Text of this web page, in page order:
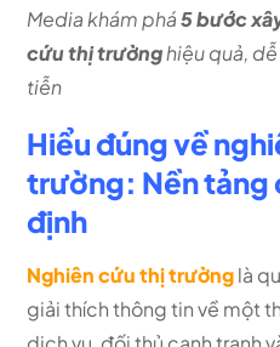
Media khám phá5 bước
cứu thị trườnghiệu quả,
tiễn
Hiểu đúng về
trường: Nền tảng
định
Nghiên cứu thị trườnglà
giải thích thông tin về một